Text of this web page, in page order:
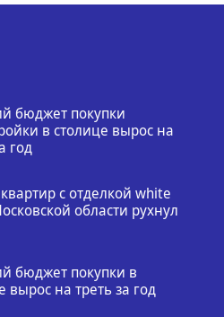
бюджет покупки
в столице вырос на
год
с отделкой white
области рухнул
бюджет покупки в
вырос на треть за год